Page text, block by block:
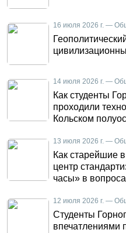
16 июля 2026 г. —
14 июля 2026 г. —
Как студенты
проходили
Кольском
13 июля 2026 г. —
Как старейшие
центр
часы» в
12 июля 2026 г. —
Студенты
впечатлениями